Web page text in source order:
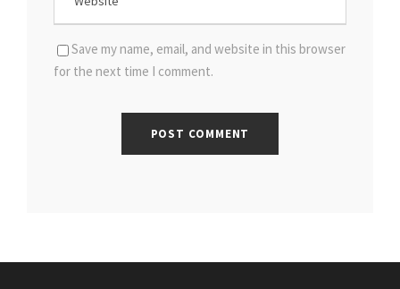
Save my name, email, and website in this browser
for the next time I comment.